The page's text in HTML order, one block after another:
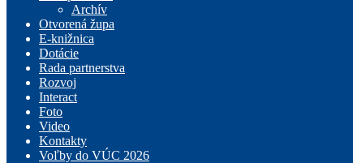
Archív
Otvorená župa
E-knižnica
Dotácie
Rada partnerstva
Rozvoj
Interact
Foto
Video
Kontakty
Voľby do VÚC 2026